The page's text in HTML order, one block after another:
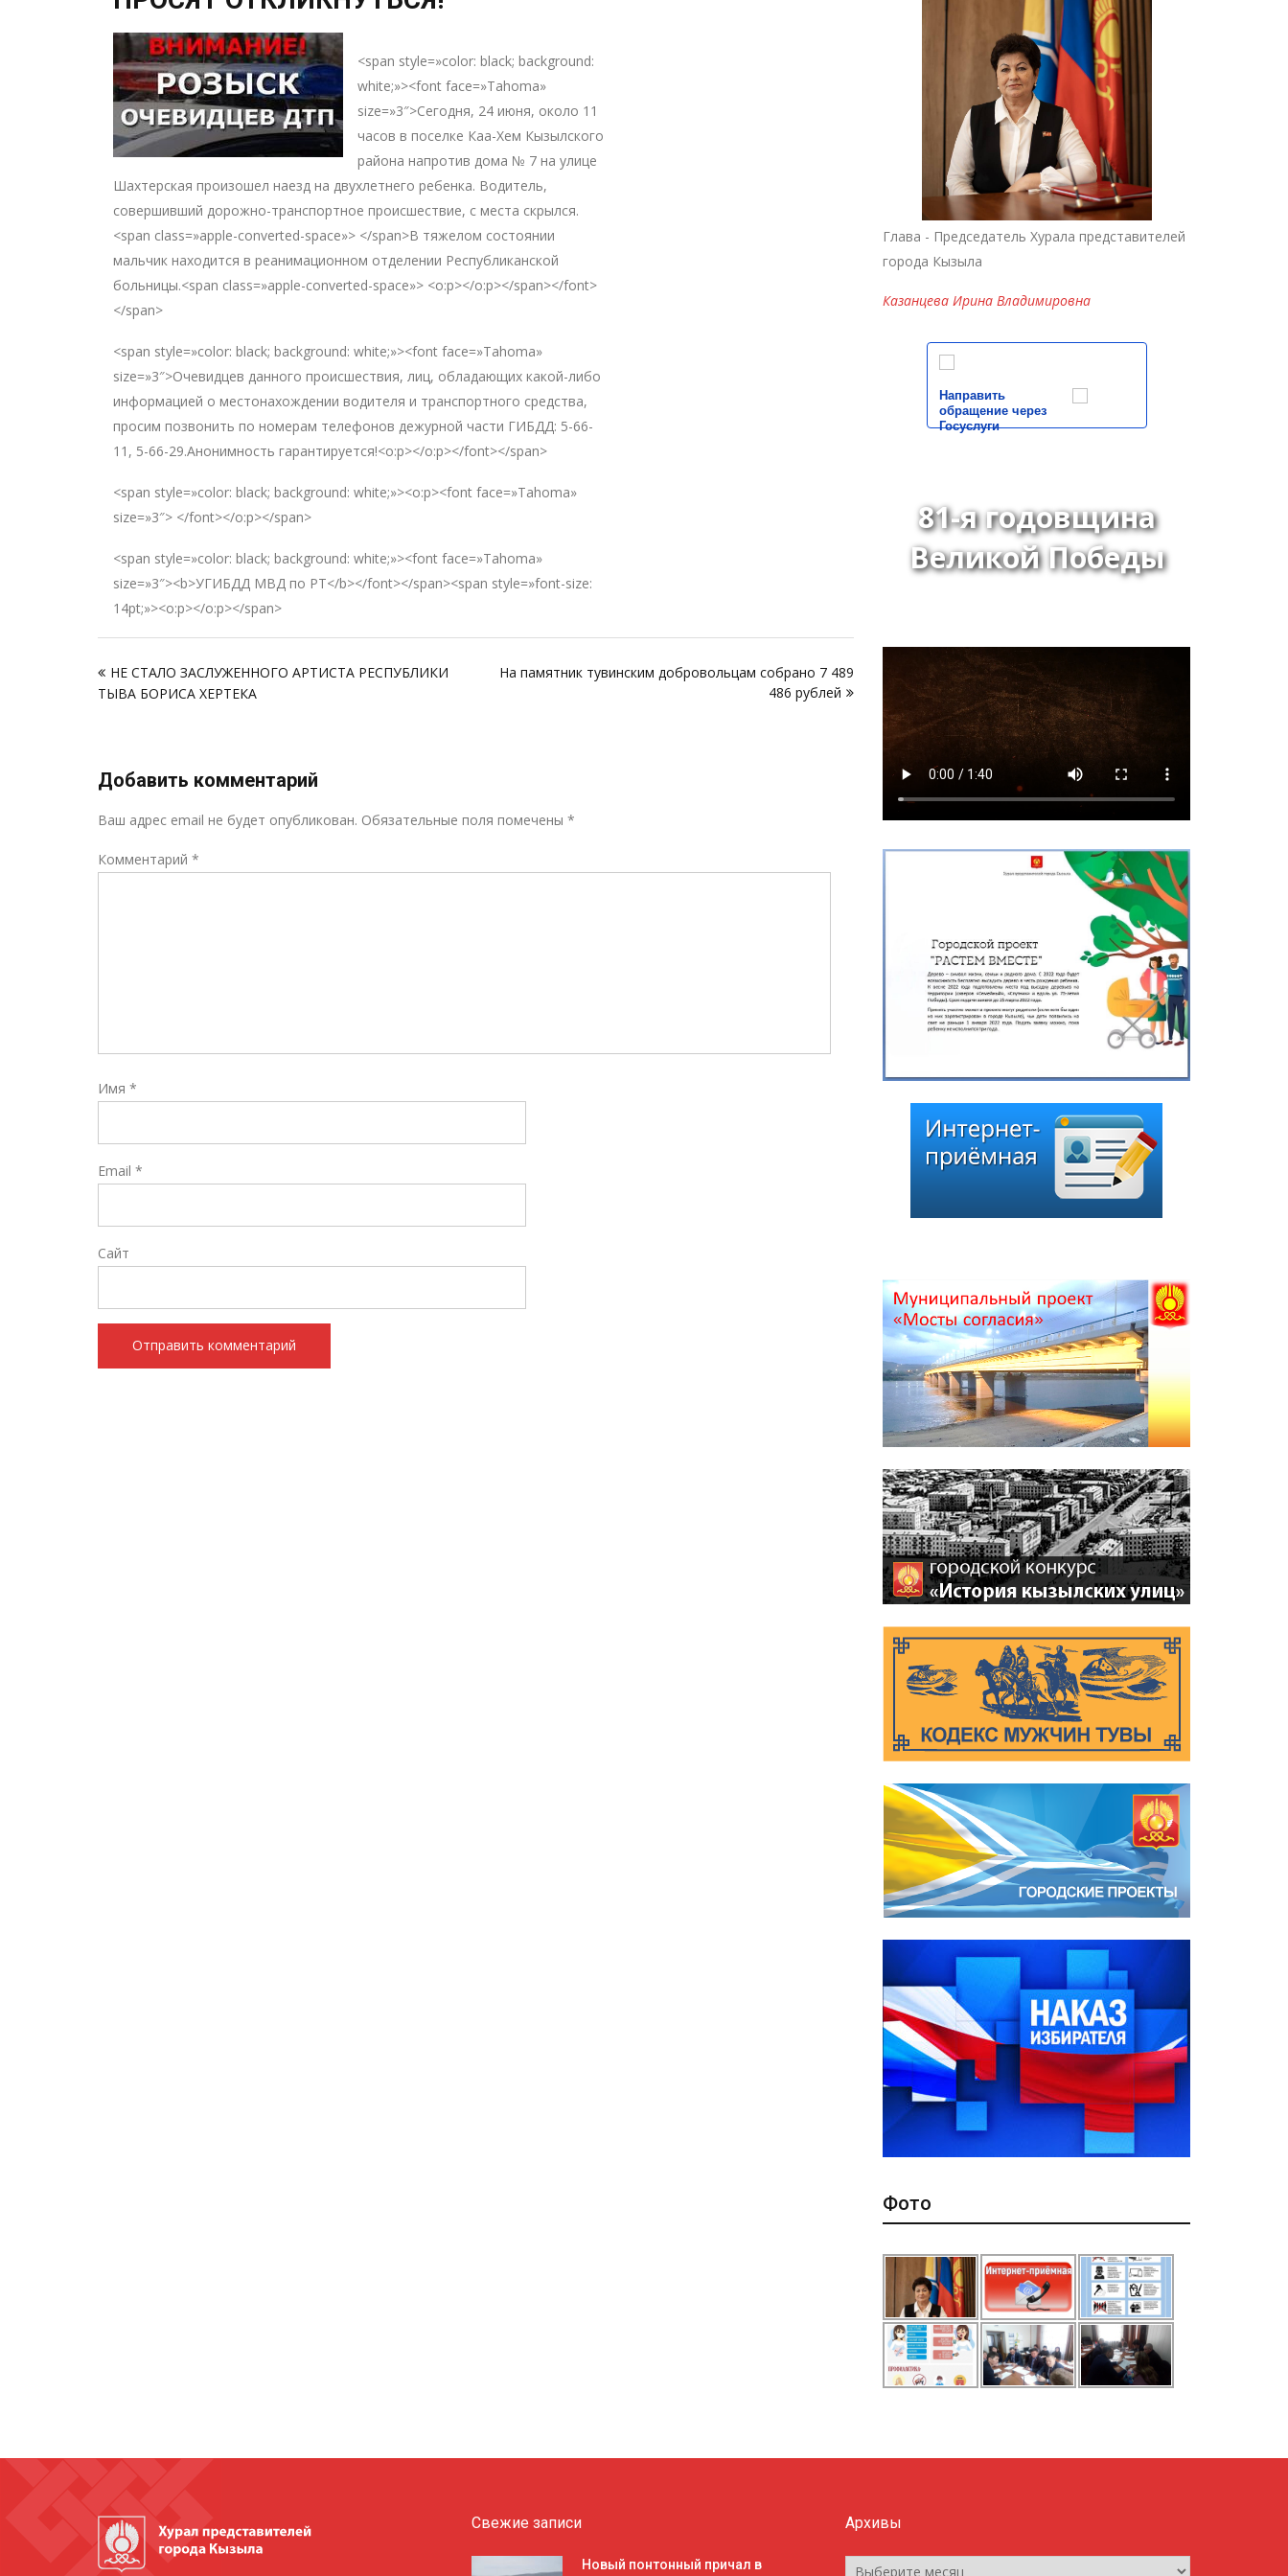
<span style=»color: black; background:
white;»><font face=»Tahoma»
size=»3″>Сегодня, 24 июня, около 11
часов в поселке Каа-Хем Кызылского
района напротив дома № 7 на улице
Шахтерская произошел наезд на двухлетнего ребенка. Водитель,
совершивший дорожно-транспортное происшествие, с места скрылся.
<span class=»apple-converted-space»> </span>В тяжелом состоянии
мальчик находится в реанимационном отделении Республиканской
больницы.<span class=»apple-converted-space»> <o:p></o:p></span></font>
</span>
<span style=»color: black; background: white;»><font face=»Tahoma»
size=»3″>Очевидцев данного происшествия, лиц, обладающих какой-либо
информацией о местонахождении водителя и транспортного средства,
просим позвонить по номерам телефонов дежурной части ГИБДД: 5-66-
11, 5-66-29.Анонимность гарантируется!<o:p></o:p></font></span>
<span style=»color: black; background: white;»><o:p><font face=»Tahoma»
size=»3″> </font></o:p></span>
<span style=»color: black; background: white;»><font face=»Tahoma»
size=»3″><b>УГИБДД МВД по РТ</b></font></span><span style=»font-size:
14pt;»><o:p></o:p></span>
поНЕ СТАЛО ЗАСЛУЖЕННОГО АРТИСТА РЕСПУБЛИКИ
ТЫВА БОРИСА ХЕРТЕКА
На памятник тувинским добровольцам собрано 7 489
486 рублей
Добавить комментарий
Ваш адрес email не будет опубликован. Обязательные поля помечены *
Комментарий *
Имя *
Email *
Сайт
Рейтинг *
Глава - Председатель Хурала представителей
города Кызыла
Казанцева Ирина Владимировна
Направить
обращение через
Госуслуги
81-я годовщина
Великой Победы
Фото
Свежие записи
Новый понтонный причал в
Архивы
Архивы